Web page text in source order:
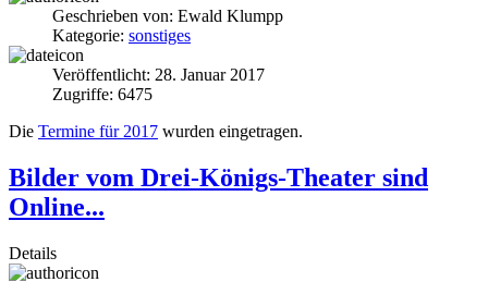
Geschrieben von: Ewald Klumpp
Kategorie: sonstiges
Veröffentlicht: 28. Januar 2017
Zugriffe: 6475
Die Termine für 2017 wurden eingetragen.
Bilder vom Drei-Königs-Theater sind
Online...
Details